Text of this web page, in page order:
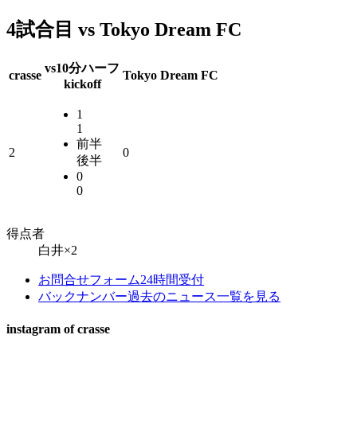
4試合目 vs Tokyo Dream FC
crasse
vs10分ハーフ
kickoff
Tokyo Dream FC
2
1
1
前半
後半
0
0
0
得点者
白井×2
お問合せフォーム24時間受付
バックナンバー過去のニュース一覧を見る
instagram of crasse